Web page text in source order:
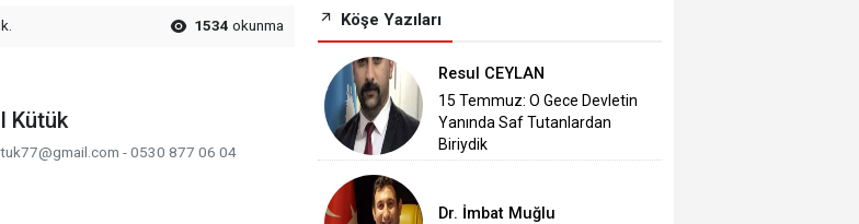
1534 okunma
Kütük
- 0530 877 06 04
Köşe Yazıları
Resul CEYLAN
15 Temmuz: O Gece Devletin
Yanında Saf Tutanlardan
Biriydik
Dr. İmbat Muğlu